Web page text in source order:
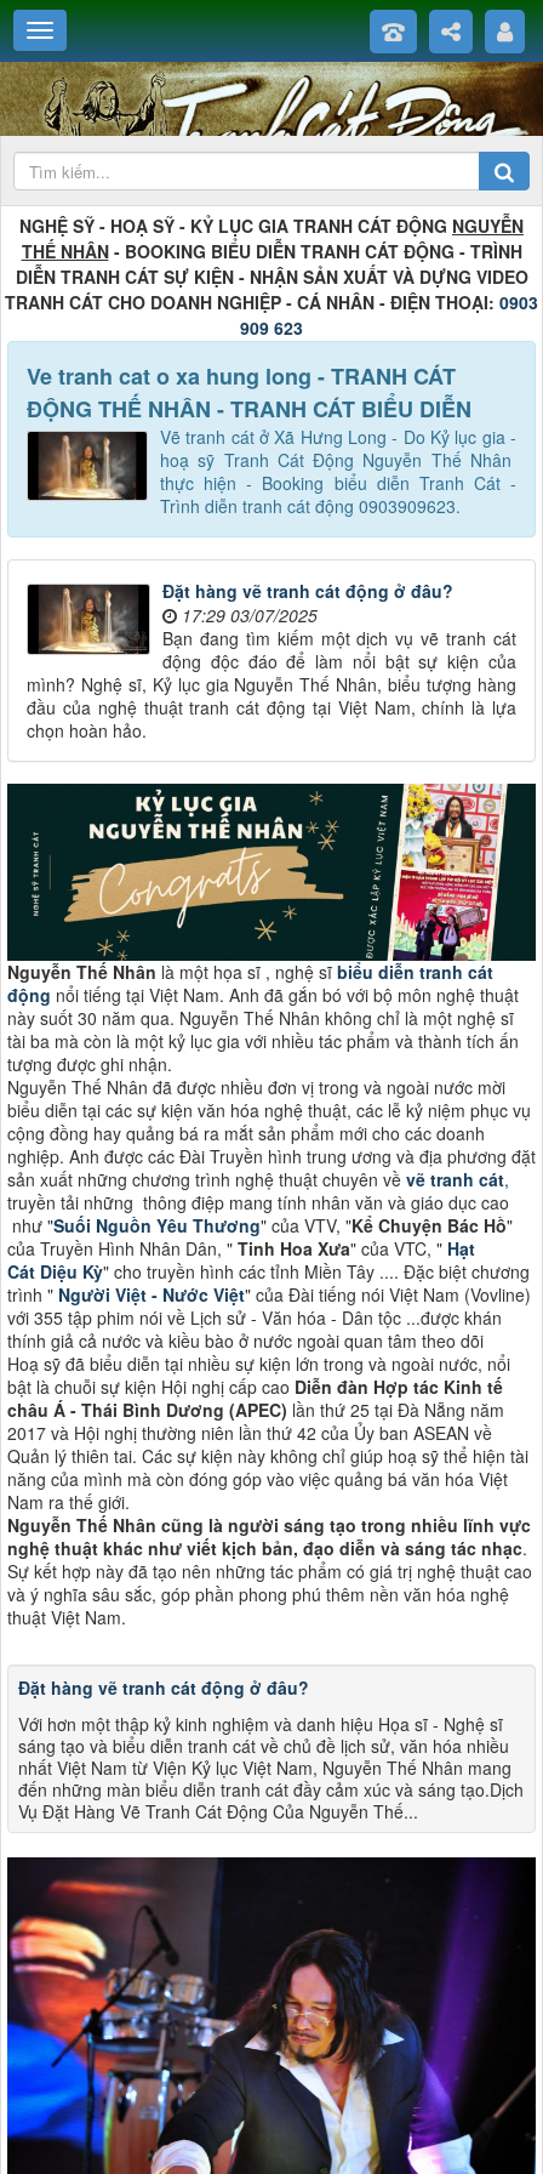
NGHỆ SỸ - HOẠ SỸ - KỶ LỤC GIA TRANH CÁT ĐỘNG NGUYỄN
THẾ NHÂN- BOOKING BIỂU DIỄN TRANH CÁT ĐỘNG - TRÌNH
DIỄN TRANH CÁT SỰ KIỆN - NHẬN SẢN XUẤT VÀ DỰNG VIDEO
TRANH CÁT CHO DOANH NGHIỆP - CÁ NHÂN - ĐIỆN THOẠI: 0903
909 623
Ve tranh cat o xa hung long - TRANH CÁT
ĐỘNG THẾ NHÂN - TRANH CÁT BIỂU DIỄN
Vẽ tranh cát ở Xã Hưng Long - Do Kỷ lục gia -
hoạ sỹ Tranh Cát Động Nguyễn Thế Nhân
thực hiện - Booking biểu diễn Tranh Cát -
Trình diễn tranh cát động 0903909623.
Đặt hàng vẽ tranh cát động ở đâu?
17:29 03/07/2025
Bạn đang tìm kiếm một dịch vụ vẽ tranh cát
động độc đáo để làm nổi bật sự kiện của
mình? Nghệ sĩ, Kỷ lục gia Nguyễn Thế Nhân, biểu tượng hàng
đầu của nghệ thuật tranh cát động tại Việt Nam, chính là lựa
chọn hoàn hảo.
Nguyễn Thế Nhân là một họa sĩ , nghệ sĩ biểu diễn tranh cát
động nổi tiếng tại Việt Nam. Anh đã gắn bó với bộ môn nghệ thuật
này suốt 30 năm qua. Nguyễn Thế Nhân không chỉ là một nghệ sĩ
tài ba mà còn là một kỷ lục gia với nhiều tác phẩm và thành tích ấn
tượng được ghi nhận.
Nguyễn Thế Nhân đã được nhiều đơn vị trong và ngoài nước mời
biểu diễn tại các sự kiện văn hóa nghệ thuật, các lễ kỷ niệm phục vụ
cộng đồng hay quảng bá ra mắt sản phẩm mới cho các doanh
nghiệp. Anh được các Đài Truyền hình trung ương và địa phương đặt
sản xuất những chương trình nghệ thuật chuyên về vẽ tranh cát,
truyền tải những thông điệp mang tính nhân văn và giáo dục cao
như "Suối Nguồn Yêu Thương" của VTV, "Kể Chuyện Bác Hồ"
của Truyền Hình Nhân Dân, " Tinh Hoa Xưa" của VTC, " Hạt
Cát Diệu Kỳ" cho truyền hình các tỉnh Miền Tây .... Đặc biệt chương
trình " Người Việt - Nước Việt" của Đài tiếng nói Việt Nam (Vovline)
với 355 tập phim nói về Lịch sử - Văn hóa - Dân tộc ...được khán
thính giả cả nước và kiều bào ở nước ngoài quan tâm theo dõi
Hoạ sỹ đã biểu diễn tại nhiều sự kiện lớn trong và ngoài nước, nổi
bật là chuỗi sự kiện Hội nghị cấp cao Diễn đàn Hợp tác Kinh tế
châu Á - Thái Bình Dương (APEC) lần thứ 25 tại Đà Nẵng năm
2017 và Hội nghị thường niên lần thứ 42 của Ủy ban ASEAN về
Quản lý thiên tai. Các sự kiện này không chỉ giúp hoạ sỹ thể hiện tài
năng của mình mà còn đóng góp vào việc quảng bá văn hóa Việt
Nam ra thế giới​​.
Nguyễn Thế Nhân cũng là người sáng tạo trong nhiều lĩnh vực
nghệ thuật khác như viết kịch bản, đạo diễn và sáng tác nhạc.
Sự kết hợp này đã tạo nên những tác phẩm có giá trị nghệ thuật cao
và ý nghĩa sâu sắc, góp phần phong phú thêm nền văn hóa nghệ
thuật Việt Nam​​.
Đặt hàng vẽ tranh cát động ở đâu?
Với hơn một thập kỷ kinh nghiệm và danh hiệu Họa sĩ - Nghệ sĩ
sáng tạo và biểu diễn tranh cát về chủ đề lịch sử, văn hóa nhiều
nhất Việt Nam từ Viện Kỷ lục Việt Nam, Nguyễn Thế Nhân mang
đến những màn biểu diễn tranh cát đầy cảm xúc và sáng tạo.Dịch
Vụ Đặt Hàng Vẽ Tranh Cát Động Của Nguyễn Thế...